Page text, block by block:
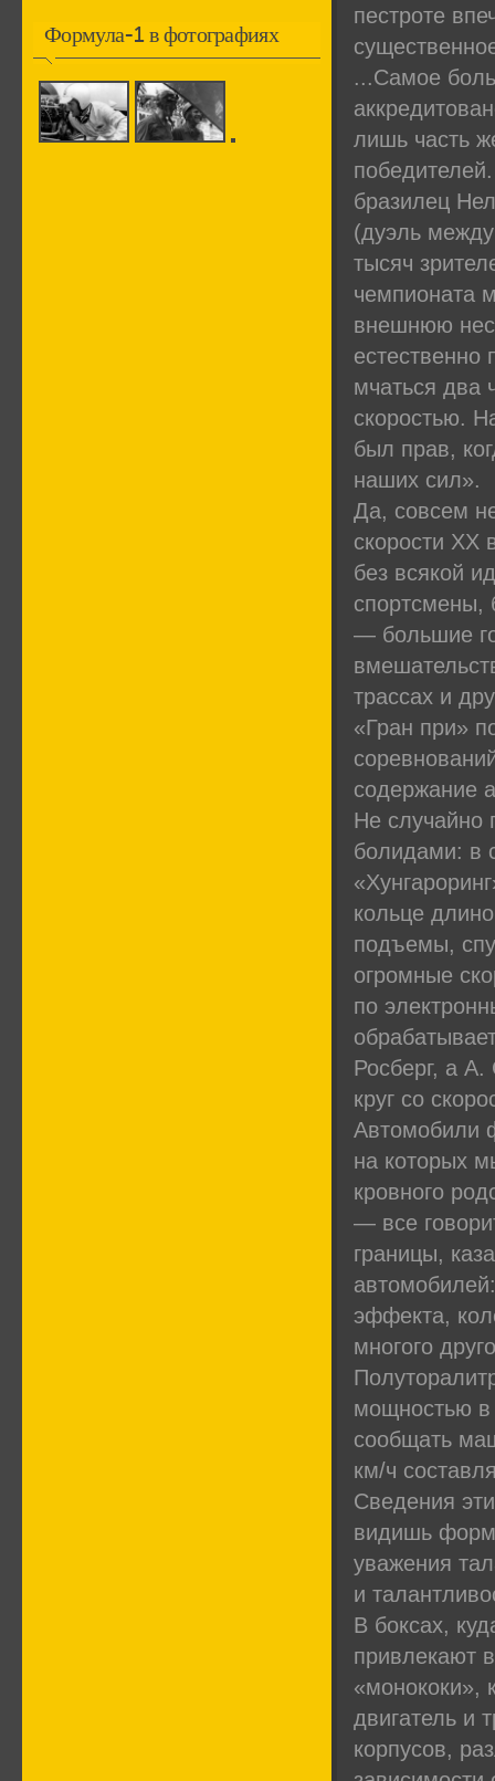
Формула-1 в фотографиях
пестроте
...Самое
лишь часть
бразилец
(дуэль
тысяч
чемпионата
внешнюю
естественно
мчаться два
скоростью.
был прав,
наших сил».
Да, совсем
скорости
без всякой
спортсмены,
— большие
трассах и
«Гран при»
содержание
Не случайно
болидами: в
кольце
подъемы,
огромные
по
Росберг, а
круг со
Автомобили
на которых
кровного
— все
границы,
эффекта,
многого
мощностью
сообщать
км/ч
Сведения
видишь
уважения
и
В боксах,
привлекают
«монококи»,
двигатель и
корпусов,